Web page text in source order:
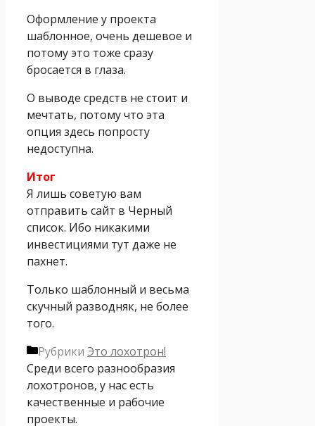
Оформление у проекта
шаблонное, очень дешевое и
потому это тоже сразу
бросается в глаза.
О выводе средств не стоит и
мечтать, потому что эта
опция здесь попросту
недоступна.
Итог
Я лишь советую вам
отправить сайт в Черный
список. Ибо никакими
инвестициями тут даже не
пахнет.
Только шаблонный и весьма
скучный разводняк, не более
того.
Рубрики Это лохотрон!
Среди всего разнообразия
лохотронов, у нас есть
качественные и рабочие
проекты.